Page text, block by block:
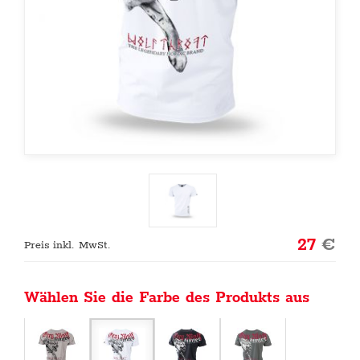
Preis inkl. MwSt. 27€
Wählen Sie die Farbe des Produkts aus